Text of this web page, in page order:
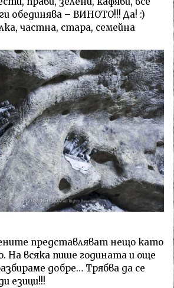
обединява – ВИНОТО!!! Да! :)
частна, стара, семейна
представляват нещо като
На всяка пише годината и още
добре… Трябва да се
езици!!!